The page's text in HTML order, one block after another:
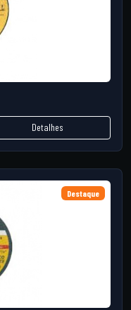
Detalhes
Destaque